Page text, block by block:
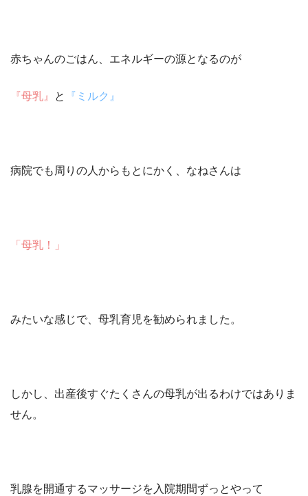
赤ちゃんのごはん、エネルギーの源となるのが
『母乳』 と 『ミルク』
病院でも周りの人からもとにかく、なねさんは
「母乳！」
みたいな感じで、母乳育児を勧められました。
しかし、出産後すぐたくさんの母乳が出るわけではありま
せん。
乳腺を開通するマッサージを入院期間ずっとやって